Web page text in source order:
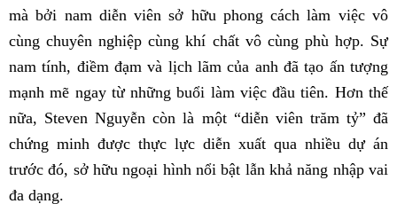
mà bởi nam diễn viên sở hữu phong cách làm việc vô
cùng chuyên nghiệp cùng khí chất vô cùng phù hợp. Sự
nam tính, điềm đạm và lịch lãm của anh đã tạo ấn tượng
mạnh mẽ ngay từ những buổi làm việc đầu tiên. Hơn thế
nữa, Steven Nguyễn còn là một “diễn viên trăm tỷ” đã
chứng minh được thực lực diễn xuất qua nhiều dự án
trước đó, sở hữu ngoại hình nổi bật lẫn khả năng nhập vai
đa dạng.